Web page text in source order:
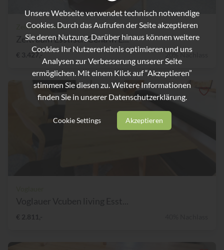
Zeitraum Möbel
Zeitraum Esstisch Cena in E...
€ 3.427,- 20% Nachlass
Unsere Webseite verwendet technisch notwendige
Cookies. Durch das Aufrufen der Seite akzeptieren
Sie deren Nutzung. Darüber hinaus können weitere
Cookies Ihr Nutzererlebnis optimieren und uns
Analysen zur Verbesserung unserer Seite
ermöglichen. Mit einem Klick auf “Akzeptieren”
stimmen Sie diesen zu. Weitere Informationen
finden Sie in unserer Datenschutzerklärung.
Cookie Settings Akzeptieren